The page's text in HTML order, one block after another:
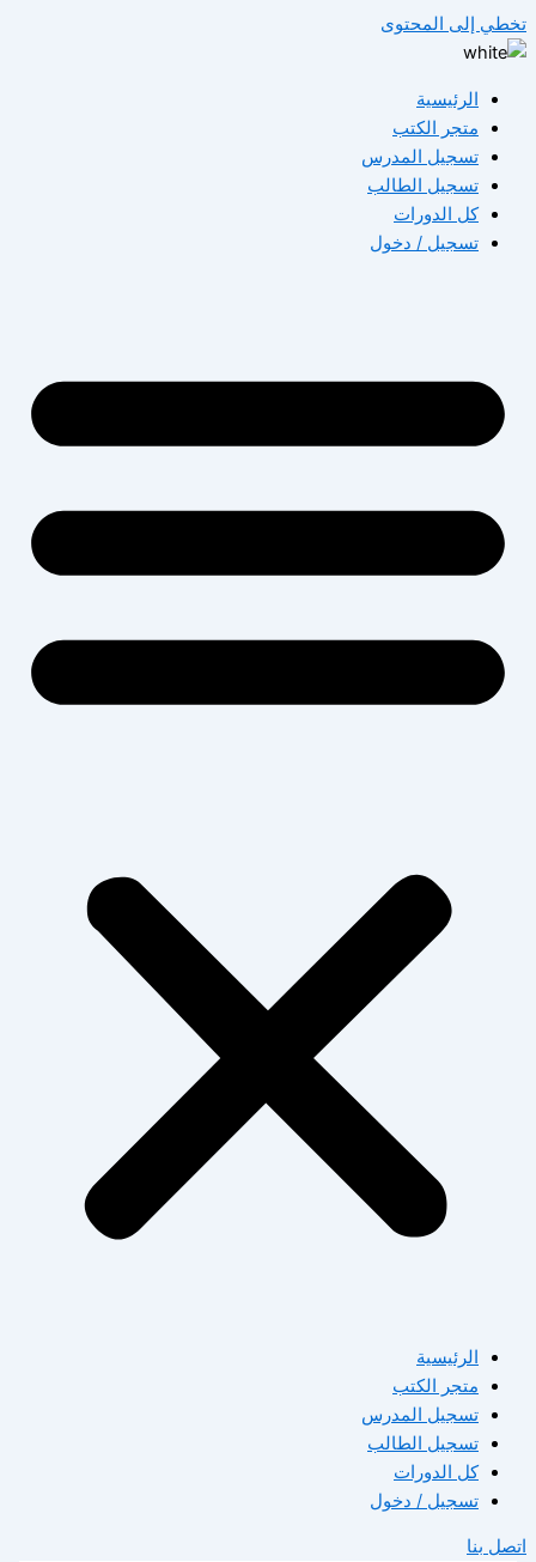
تخطي إلى المحتوى
الرئيسية
متجر الكتب
تسجيل المدرس
تسجيل الطالب
كل الدورات
تسجيل / دخول
الرئيسية
متجر الكتب
تسجيل المدرس
تسجيل الطالب
كل الدورات
تسجيل / دخول
اتصل بنا